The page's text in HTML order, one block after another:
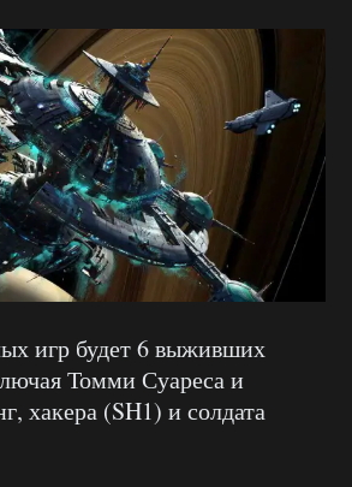
игр будет 6 выживших
Томми Суареса и
хакера (SH1) и солдата